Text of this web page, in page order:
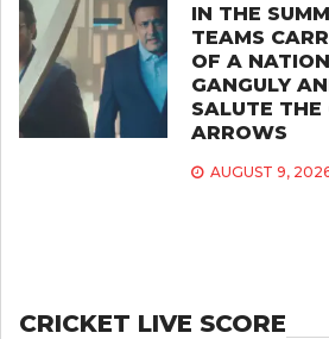
IN THE
TEAMS
OF A
GANGULY
SALUTE THE
ARROWS
AUGUST 9,
CRICKET LIVE SCORE